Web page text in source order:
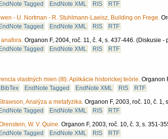
EndNote Tagged EndNote XML RIS
RTF
- U. Nortman - R. Stuhlmann-Laeisz, Building on Frege.
EndNote Tagged EndNote XML RIS
RTF
anafora. Organon F, 2004, roč. 11, č. 4, s. 437-446. (Diskusie -
EndNote Tagged EndNote XML RIS RTF
vlastných mien (III): Aplikácie historickej teórie. Organon
BibTex EndNote Tagged EndNote XML RIS
RTF
Analýza a metafyzika. Organon F, 2003, roč. 10, č. 1,
EndNote Tagged EndNote XML RIS
RTF
W. V. Quine. Organon F, 2003, roč. 10, č. 3, s. 351-
EndNote Tagged EndNote XML RIS RTF